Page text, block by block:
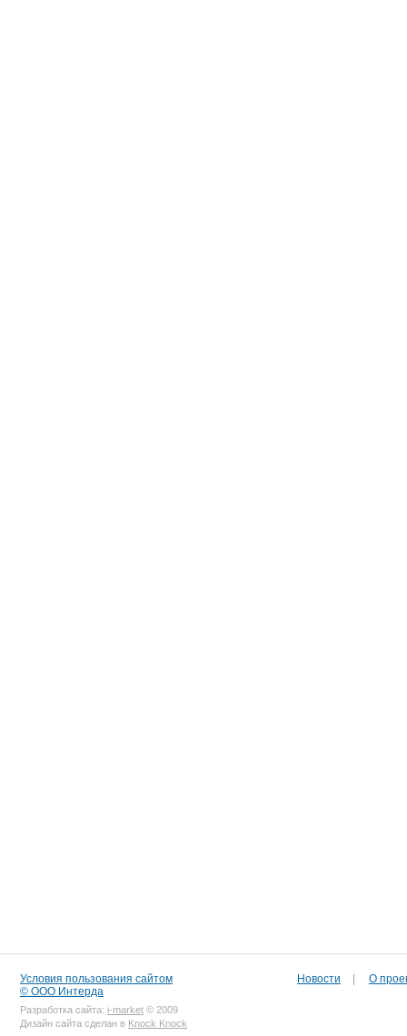
Условия пользования сайтом
© ООО Интерда
Разработка сайта: i-market © 2009
Дизайн сайта сделан в Knock Knock
Новости О